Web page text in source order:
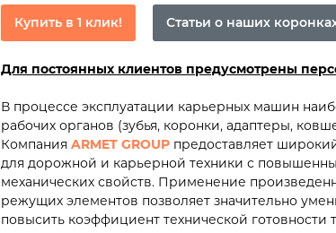
Купить в 1 клик! Статьи о наших
Для постоянных клиентов предусмотрены
В процессе эксплуатации карьерных машин
рабочих органов (зубья, коронки, адаптеры,
Компания ARMET GROUP предоставляет
для дорожной и карьерной техники с
механических свойств. Применение
режущих элементов позволяет значительно
повысить коэффициент технической готовности